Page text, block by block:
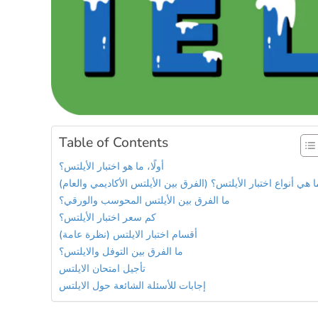
Table of Contents
أولًا، ما هو اختبار الأيلتس؟
هي أنواع اختبار الأيلتس؟ (الفرق بين الأيلتس الأكاديمي والعام)
ما الفرق بين الأيلتس المحوسب والورقي؟
كم سعر اختبار الأيلتس؟
أقسام اختبار الايلتس (نظرة عامة)
ما الفرق بين التوفل والايلتس؟
تأجيل امتحان الايلتس
إجابات للأسئلة الشائعة حول الايلتس